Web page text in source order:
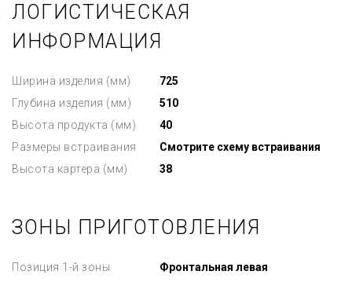
ЛОГИСТИЧЕСКАЯ
ИНФОРМАЦИЯ
Ширина изделия (мм)
725
Глубина изделия (мм)
510
Высота продукта (мм)
40
Размеры встраивания
Смотрите схему встраивания
Высота картера (мм)
38
ЗОНЫ ПРИГОТОВЛЕНИЯ
Позиция 1-й зоны
Фронтальная левая